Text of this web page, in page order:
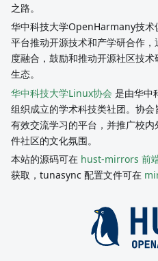
之路。
华中科技大学OpenHarmany技
平台推动开源技术和产学研合作
度融合，鼓励和推动开源社区技
生态。
华中科技大学Linux协会 是由华中
组织成立的学术科技类社团。协
有效交流学习的平台，并推广校
件社区的文化氛围。
本站的源码可在 hust-mirrors 前
获取，tunasync 配置文件可在